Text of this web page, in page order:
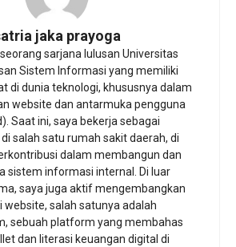
jaka prayoga
sarjana lulusan Universitas
Sistem Informasi yang memiliki
di dunia teknologi, khususnya dalam
website dan antarmuka pengguna
Saat ini, saya bekerja sebagai
salah satu rumah sakit daerah, di
dalam membangun dan
sistem informasi internal. Di luar
saya juga aktif mengembangkan
website, salah satunya adalah
sebuah platform yang membahas
dan literasi keuangan digital di